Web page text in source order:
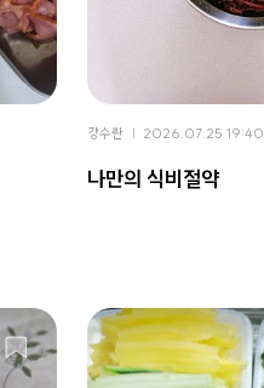
강수란 2026.07.25 19:40
나만의 식비절약